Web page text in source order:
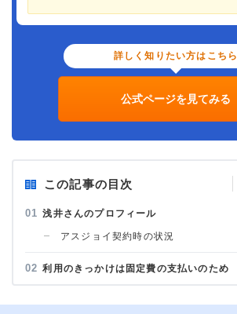
詳しく知りたい方はこちら
公式ページを見てみる
この記事の目次
浅井さんのプロフィール
アスジョイ契約時の状況
利用のきっかけは固定費の支払いのため